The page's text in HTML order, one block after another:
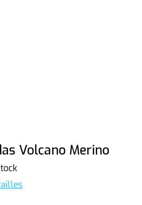
Volcano Merino